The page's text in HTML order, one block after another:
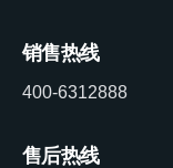
销售热线
400-6312888
售后热线